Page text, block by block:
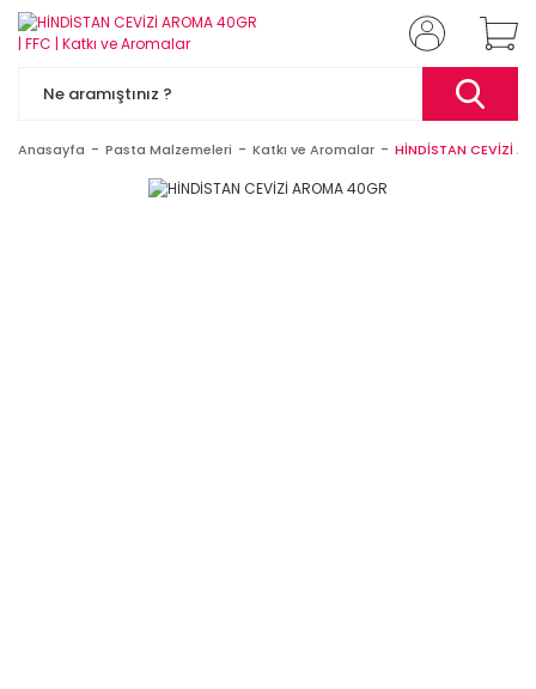
Anasayfa Pasta Malzemeleri Katkı ve Aromalar HİNDİSTAN CEVİZİ